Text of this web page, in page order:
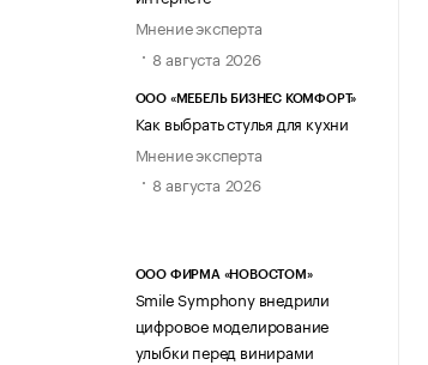
Мнение эксперта
8 августа 2026
ООО «МЕБЕЛЬ БИЗНЕС КОМФОРТ»
Как выбрать стулья для кухни
Мнение эксперта
8 августа 2026
ООО ФИРМА «НОВОСТОМ»
Smile Symphony внедрили
цифровое моделирование
улыбки перед винирами